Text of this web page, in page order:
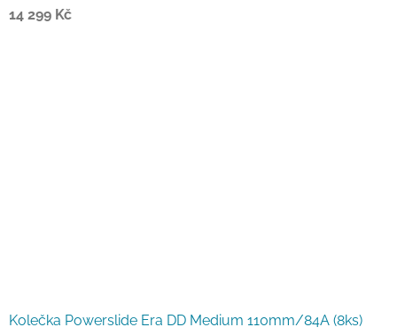
14 299 Kč
Kolečka Powerslide Era DD Medium 110mm/84A (8ks)